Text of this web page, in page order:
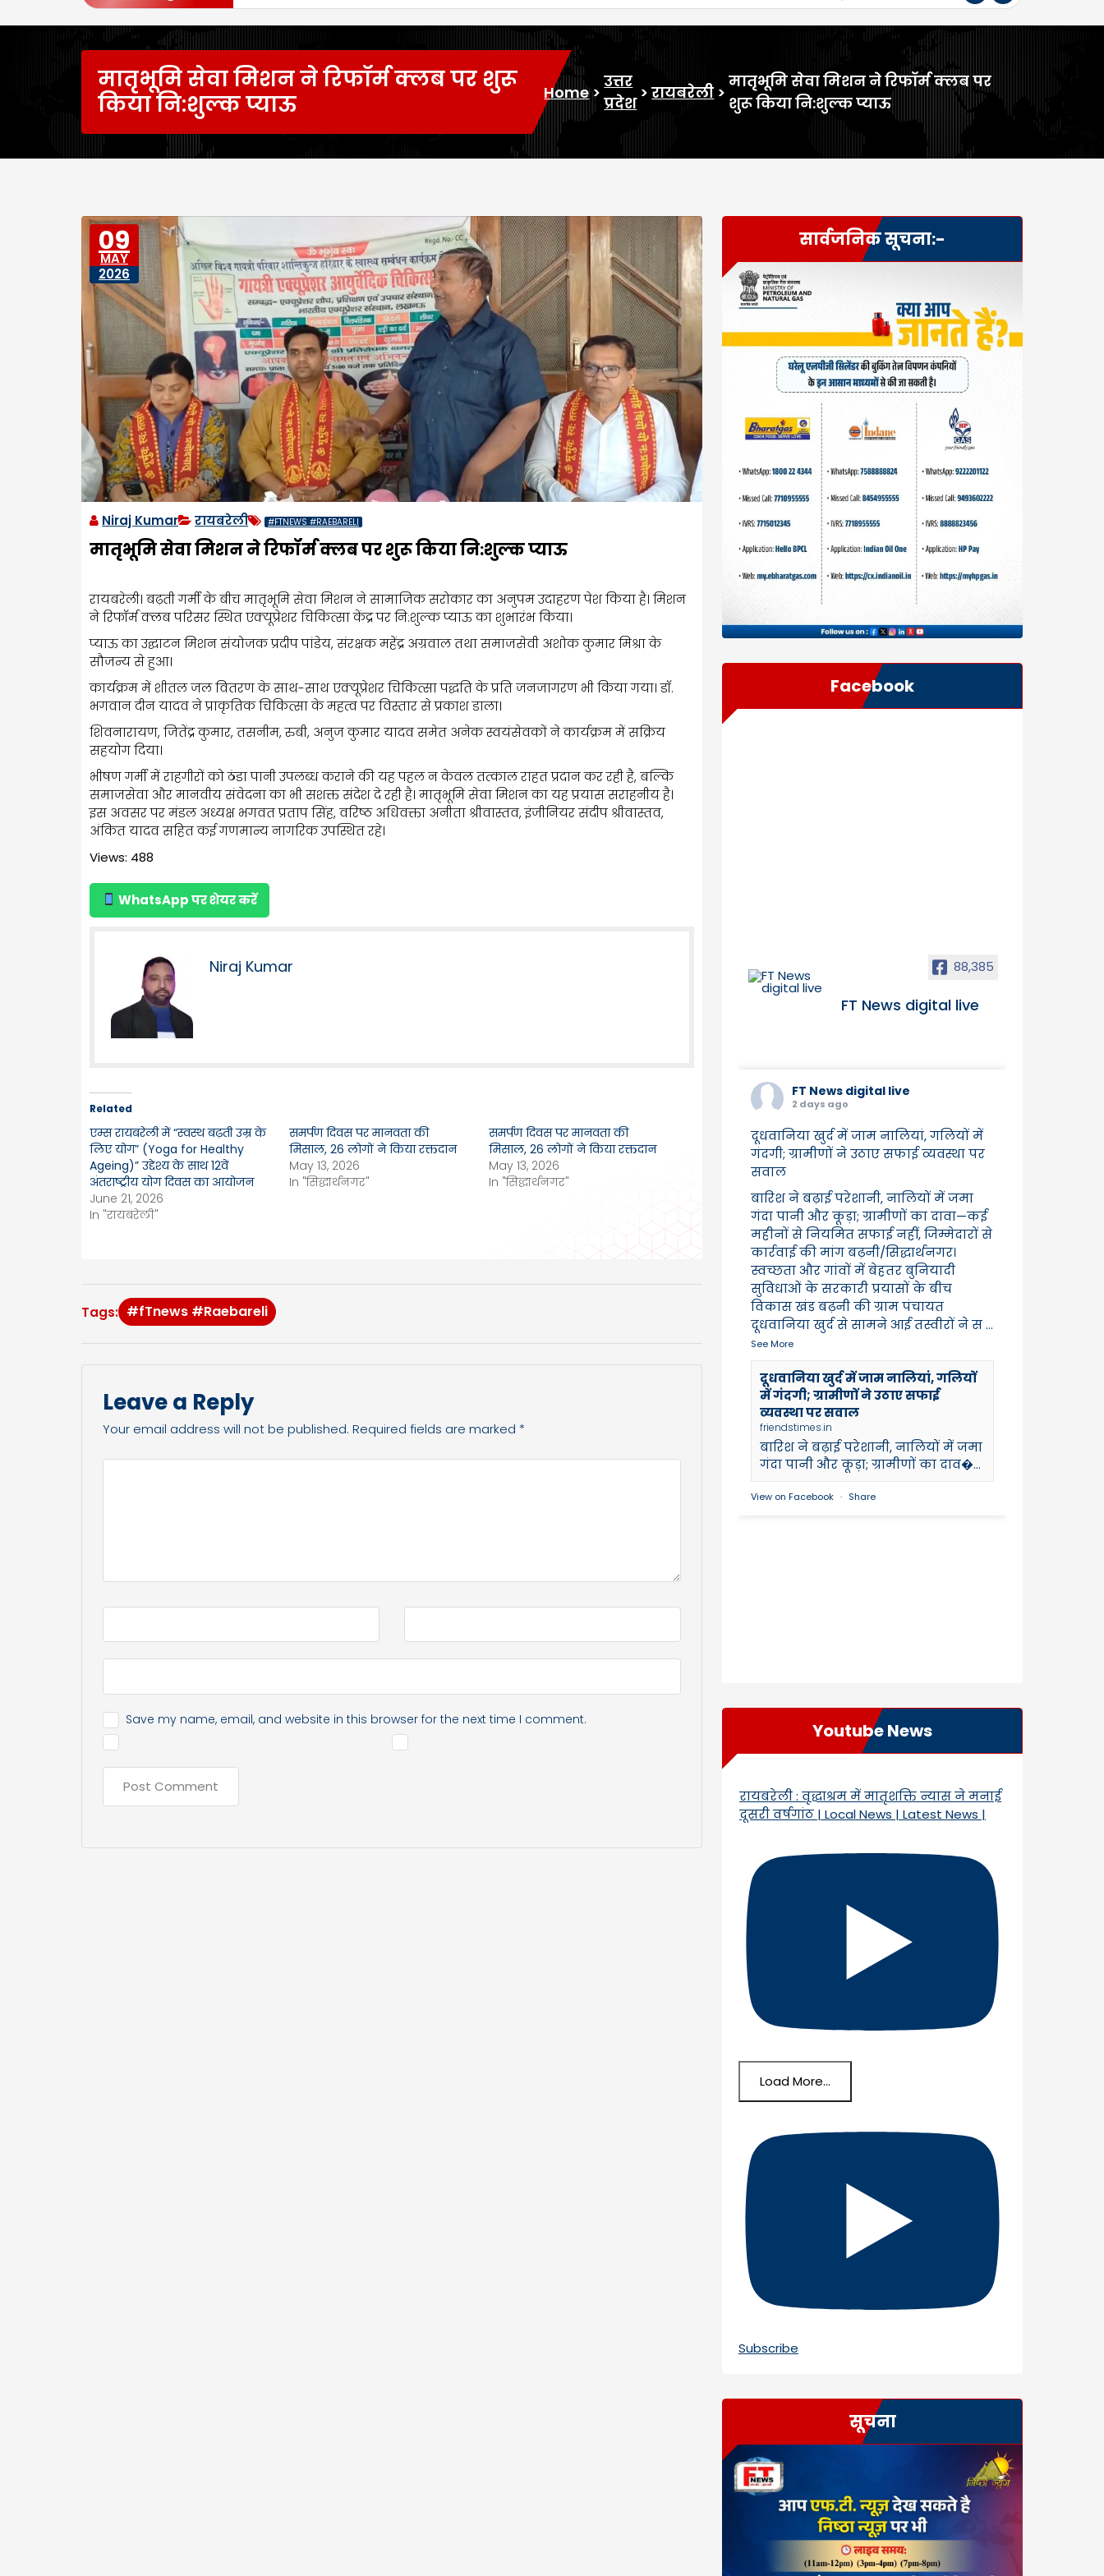
मातृभूमि सेवा मिशन ने रिफॉर्म क्लब पर शुरू
किया नि:शुल्क प्याऊ
Home>
उत्तर
प्रदेश
>रायबरेली >
मातृभूमि सेवा मिशन ने रिफॉर्म क्लब पर
शुरू किया नि:शुल्क प्याऊ
09
MAY
2026
Niraj Kumar रायबरेली #FTNEWS #RAEBARELI
मातृभूमि सेवा मिशन ने रिफॉर्म क्लब पर शुरू किया नि:शुल्क प्याऊ
रायबरेली। बढ़ती गर्मी के बीच मातृभूमि सेवा मिशन ने सामाजिक सरोकार का अनुपम उदाहरण पेश किया है। मिशन
ने रिफॉर्म क्लब परिसर स्थित एक्यूप्रेशर चिकित्सा केंद्र पर नि:शुल्क प्याऊ का शुभारंभ किया।
प्याऊ का उद्घाटन मिशन संयोजक प्रदीप पांडेय, संरक्षक महेंद्र अग्रवाल तथा समाजसेवी अशोक कुमार मिश्रा के
सौजन्य से हुआ।
कार्यक्रम में शीतल जल वितरण के साथ-साथ एक्यूप्रेशर चिकित्सा पद्धति के प्रति जनजागरण भी किया गया। डॉ.
भगवान दीन यादव ने प्राकृतिक चिकित्सा के महत्व पर विस्तार से प्रकाश डाला।
शिवनारायण, जितेंद्र कुमार, तसनीम, रुबी, अनुज कुमार यादव समेत अनेक स्वयंसेवकों ने कार्यक्रम में सक्रिय
सहयोग दिया।
भीषण गर्मी में राहगीरों को ठंडा पानी उपलब्ध कराने की यह पहल न केवल तत्काल राहत प्रदान कर रही है, बल्कि
समाजसेवा और मानवीय संवेदना का भी सशक्त संदेश दे रही है। मातृभूमि सेवा मिशन का यह प्रयास सराहनीय है।
इस अवसर पर मंडल अध्यक्ष भगवत प्रताप सिंह, वरिष्ठ अधिवक्ता अनीता श्रीवास्तव, इंजीनियर संदीप श्रीवास्तव,
अंकित यादव सहित कई गणमान्य नागरिक उपस्थित रहे।
Views: 488
WhatsApp पर शेयर करें
Niraj Kumar
Related
एम्स रायबरेली में “स्वस्थ बढ़ती उम्र के
लिए योग” (Yoga for Healthy
Ageing)” उद्देश्य के साथ 12वें
अंतराष्ट्रीय योग दिवस का आयोजन
June 21, 2026
In "रायबरेली"
समर्पण दिवस पर मानवता की
मिसाल, 26 लोगों ने किया रक्तदान
May 13, 2026
In "सिद्धार्थनगर"
समर्पण दिवस पर मानवता की
मिसाल, 26 लोगों ने किया रक्तदान
May 13, 2026
In "सिद्धार्थनगर"
Tags: #fTnews #Raebareli
Leave a Reply
Your email address will not be published. Required fields are marked *
Save my name, email, and website in this browser for the next time I comment.
सार्वजनिक सूचना:-
Facebook
88,385
FT News digital live
FT News digital live
2 days ago
दूधवानिया खुर्द में जाम नालियां, गलियों में
गंदगी; ग्रामीणों ने उठाए सफाई व्यवस्था पर
सवाल
बारिश ने बढ़ाई परेशानी, नालियों में जमा
गंदा पानी और कूड़ा; ग्रामीणों का दावा—कई
महीनों से नियमित सफाई नहीं, जिम्मेदारों से
कार्रवाई की मांग बढ़नी/सिद्धार्थनगर।
स्वच्छता और गांवों में बेहतर बुनियादी
सुविधाओं के सरकारी प्रयासों के बीच
विकास खंड बढ़नी की ग्राम पंचायत
दूधवानिया खुर्द से सामने आई तस्वीरों ने स...
See More
दूधवानिया खुर्द में जाम नालियां, गलियों
में गंदगी; ग्रामीणों ने उठाए सफाई
व्यवस्था पर सवाल
friendstimes.in
बारिश ने बढ़ाई परेशानी, नालियों में जमा
गंदा पानी और कूड़ा; ग्रामीणों का दाव�...
View on Facebook · Share
Youtube News
रायबरेली : वृद्धाश्रम में मातृशक्ति न्यास ने मनाई
दूसरी वर्षगांठ | Local News | Latest News |
Load More...
Subscribe
सूचना